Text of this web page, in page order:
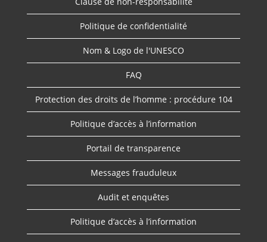
Politique de confidentialité
Nom & Logo de l'UNESCO
FAQ
Protection des droits de l’homme : procédure 104
Politique d’accès à l’information
Portail de transparence
Messages frauduleux
Audit et enquêtes
Politique d’accès à l’information